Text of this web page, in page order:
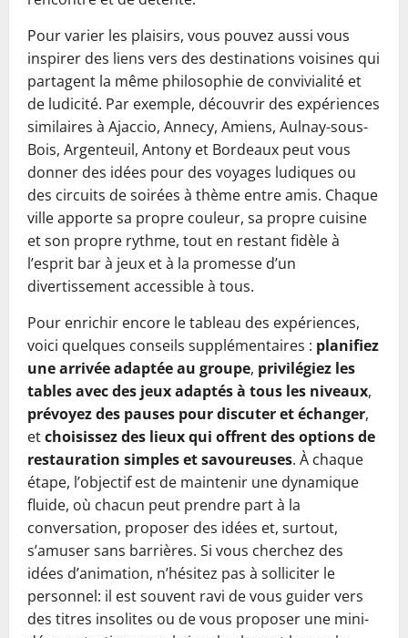
Pour varier les plaisirs, vous pouvez aussi vous
inspirer des liens vers des destinations voisines qui
partagent la même philosophie de convivialité et
de ludicité. Par exemple, découvrir des expériences
similaires à Ajaccio, Annecy, Amiens, Aulnay-sous-
Bois, Argenteuil, Antony et Bordeaux peut vous
donner des idées pour des voyages ludiques ou
des circuits de soirées à thème entre amis. Chaque
ville apporte sa propre couleur, sa propre cuisine
et son propre rythme, tout en restant fidèle à
l’esprit bar à jeux et à la promesse d’un
divertissement accessible à tous.
Pour enrichir encore le tableau des expériences,
voici quelques conseils supplémentaires : planifiez
une arrivée adaptée au groupe, privilégiez les
tables avec des jeux adaptés à tous les niveaux,
prévoyez des pauses pour discuter et échanger,
etchoisissez des lieux qui offrent des options de
restauration simples et savoureuses. À chaque
étape, l’objectif est de maintenir une dynamique
fluide, où chacun peut prendre part à la
conversation, proposer des idées et, surtout,
s’amuser sans barrières. Si vous cherchez des
idées d’animation, n’hésitez pas à solliciter le
personnel: il est souvent ravi de vous guider vers
des titres insolites ou de vous proposer une mini-